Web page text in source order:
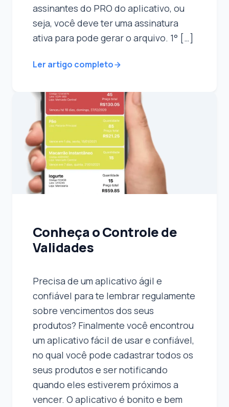
assinantes do PRO do aplicativo, ou
seja, você deve ter uma assinatura
ativa para pode gerar o arquivo. 1° […]
Ler artigo completo
Conheça o Controle de
Validades
Precisa de um aplicativo ágil e
confiável para te lembrar regulamente
sobre vencimentos dos seus
produtos? Finalmente você encontrou
um aplicativo fácil de usar e confiável,
no qual você pode cadastrar todos os
seus produtos e ser notificando
quando eles estiverem próximos a
vencer. O aplicativo é bonito e bem